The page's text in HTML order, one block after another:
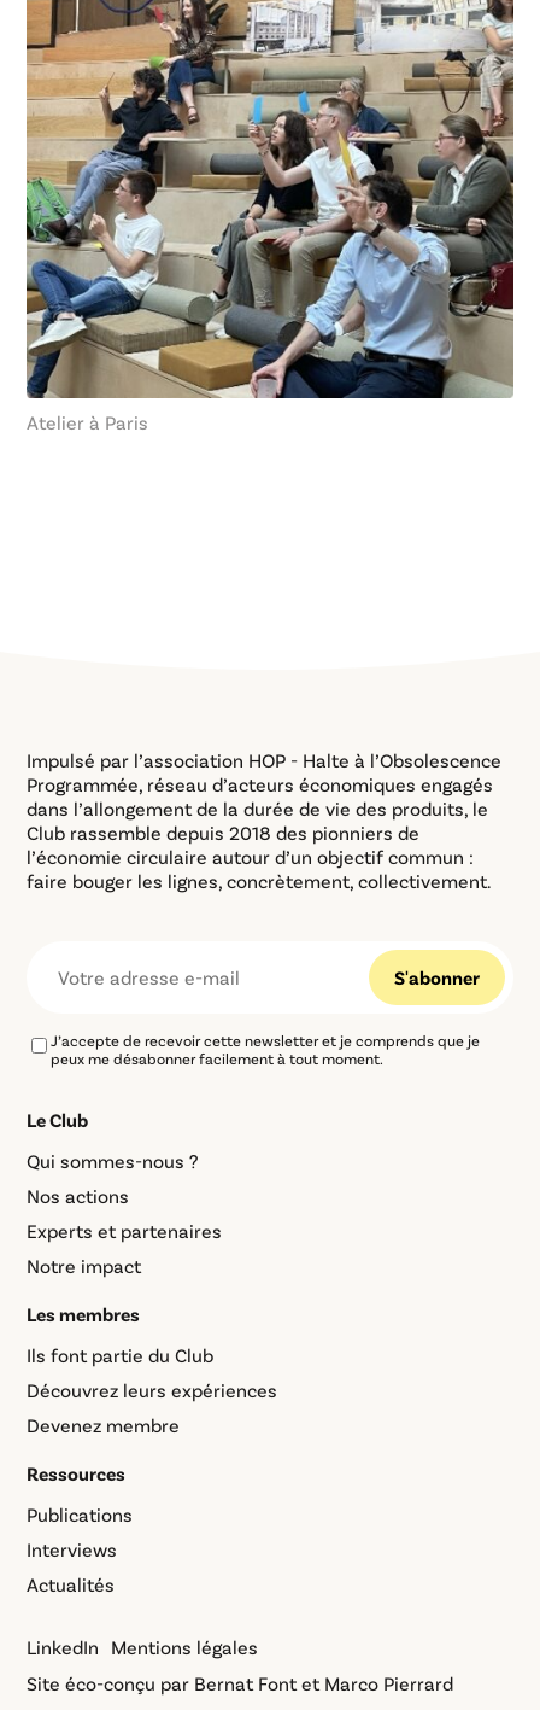
Atelier à Paris
Impulsé par l’association HOP - Halte à l’Obsolescence
Programmée, réseau d’acteurs économiques engagés
dans l’allongement de la durée de vie des produits, le
Club rassemble depuis 2018 des pionniers de
l’économie circulaire autour d’un objectif commun :
faire bouger les lignes, concrètement, collectivement.
J’accepte de recevoir cette newsletter et je comprends que je
peux me désabonner facilement à tout moment.
Le Club
Qui sommes-nous ?
Nos actions
Experts et partenaires
Notre impact
Les membres
Ils font partie du Club
Découvrez leurs expériences
Devenez membre
Ressources
Publications
Interviews
Actualités
LinkedIn
Mentions légales
Site éco-conçu par Bernat Font et Marco Pierrard